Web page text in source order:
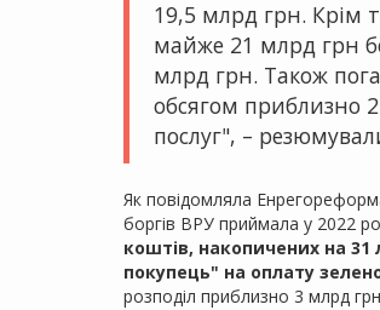
19,5 млрд грн. Крім
майже 21 млрд грн
млрд грн. Також
обсягом приблизно
послуг", –
Як повідомляла
боргів ВРУ приймала у 2022
коштів, накопичених на 31
покупець" на оплату
розподіл приблизно 3 млрд